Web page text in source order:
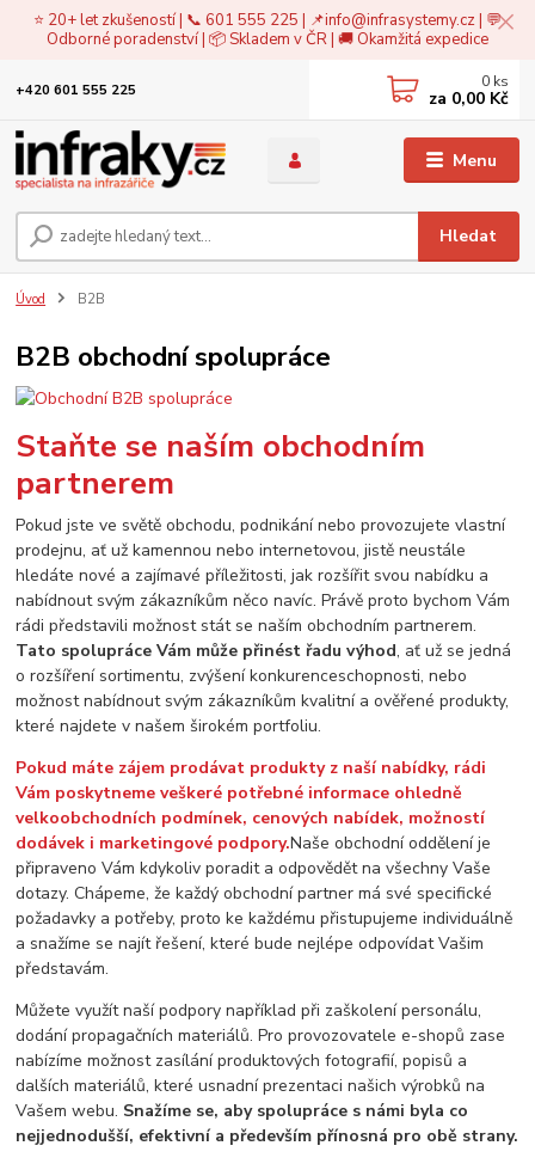
⭐ 20+ let zkušeností | 📞 601 555 225 | 📌info@infrasystemy.cz| 💬
Odborné poradenství | 📦 Skladem v ČR | 🚚 Okamžitá expedice
Menu
Hledat
+420 601 555 225 0 ks
za 0,00 Kč
Úvod B2B
B2B obchodní spolupráce
Staňte se naším obchodním
partnerem
Pokud jste ve světě obchodu, podnikání nebo provozujete vlastní
prodejnu, ať už kamennou nebo internetovou, jistě neustále
hledáte nové a zajímavé příležitosti, jak rozšířit svou nabídku a
nabídnout svým zákazníkům něco navíc. Právě proto bychom Vám
rádi představili možnost stát se naším obchodním partnerem.
Tato spolupráce Vám může přinést řadu výhod, ať už se jedná
o rozšíření sortimentu, zvýšení konkurenceschopnosti, nebo
možnost nabídnout svým zákazníkům kvalitní a ověřené produkty,
které najdete v našem širokém portfoliu.
Pokud máte zájem prodávat produkty z naší nabídky, rádi
Vám poskytneme veškeré potřebné informace ohledně
velkoobchodních podmínek, cenových nabídek, možností
dodávek i marketingové podpory.Naše obchodní oddělení je
připraveno Vám kdykoliv poradit a odpovědět na všechny Vaše
dotazy. Chápeme, že každý obchodní partner má své specifické
požadavky a potřeby, proto ke každému přistupujeme individuálně
a snažíme se najít řešení, které bude nejlépe odpovídat Vašim
představám.
Můžete využít naší podpory například při zaškolení personálu,
dodání propagačních materiálů. Pro provozovatele e-shopů zase
nabízíme možnost zasílání produktových fotografií, popisů a
dalších materiálů, které usnadní prezentaci našich výrobků na
Vašem webu. Snažíme se, aby spolupráce s námi byla co
nejjednodušší, efektivní a především přínosná pro obě strany.